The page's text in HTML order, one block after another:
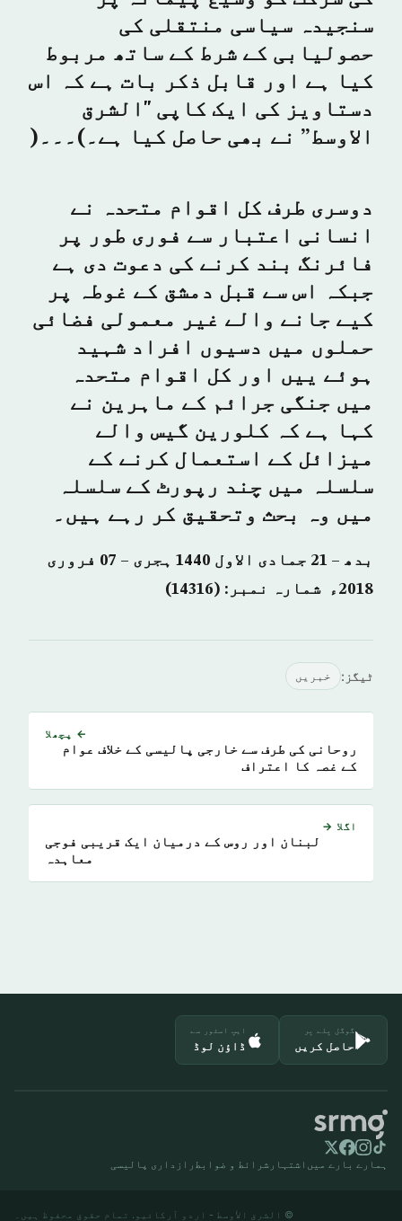
سنجیدہ سیاسی منتقلی کی
حصولیابی کے شرط کے ساتھ مربوط
کیا ہے اور قابل ذکر بات ہے کہ اس
دستاویز کی ایک کاپی "الشرق
الاوسط” نے بھی حاصل کیا ہے۔)۔۔۔(
دوسری طرف کل اقوام متحدہ نے
انسانی اعتبار سے فوری طور پر
فائرنگ بند کرنے کی دعوت دی ہے
جبکہ اس سے قبل دمشق کے غوطہ پر
کیے جانے والے غیر معمولی فضائی
حملوں میں دسیوں افراد شہید
ہوئے ییں اور کل اقوام متحدہ
میں جنگی جرائم کے ماہرین نے
کہا ہے کہ کلورین گیس والے
میزائل کے استعمال کرنے کے
سلسلہ میں چند رپورٹ کے سلسلہ
میں وہ بحث وتحقیق کر رہے ہیں۔
بدھ – 21 جمادی الاول 1440 ہجری – 07 فروری
2018ء شمارہ نمبر: (14316)
ٹیگز: خبريں
← پچھلا
روحانی کی طرف سے خارجی پالیسی کے خلاف عوام
کے غصہ کا اعتراف
اگلا →
لبنان اور روس کے درمیان ایک قریبی فوجی
معاہدہ
گوگل پلے پر
حاصل کریں
ایپ اسٹور سے
ڈاؤن لوڈ
ہمارے بارے میں اشتہار شرائط و ضوابط رازداری پالیسی
© الشرق الأوسط - اردو آرکائیو. تمام حقوق محفوظ ہیں۔